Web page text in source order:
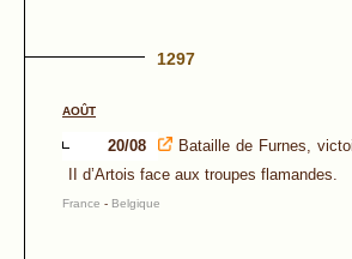
1297
AOÛT
20/08
Bataille de Furnes,
II d’Artois face aux troupes flamandes.
France - Belgique